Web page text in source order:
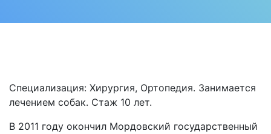
Специализация: Хирургия, Ортопедия. Занимается
лечением собак. Стаж 10 лет.
В 2011 году окончил Мордовский государственный